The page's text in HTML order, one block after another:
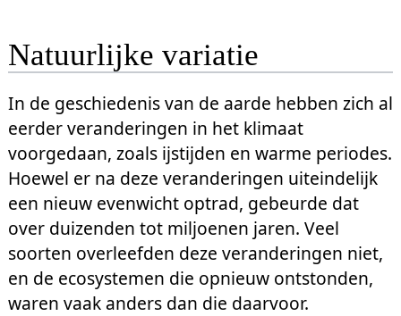
Natuurlijke variatie
In de geschiedenis van de aarde hebben zich al
eerder veranderingen in het klimaat
voorgedaan, zoals ijstijden en warme periodes.
Hoewel er na deze veranderingen uiteindelijk
een nieuw evenwicht optrad, gebeurde dat
over duizenden tot miljoenen jaren. Veel
soorten overleefden deze veranderingen niet,
en de ecosystemen die opnieuw ontstonden,
waren vaak anders dan die daarvoor.